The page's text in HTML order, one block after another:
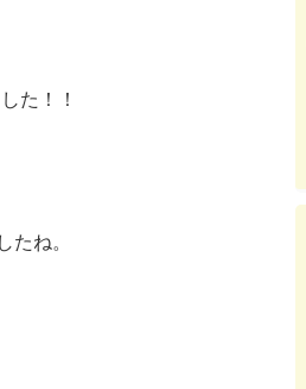
た！！
たね。